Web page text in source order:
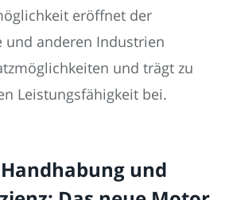
eröffnet der
und anderen Industrien
und trägt zu
Leistungsfähigkeit bei.
und